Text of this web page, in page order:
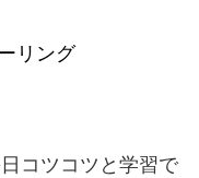
リング
コツコツと学習で